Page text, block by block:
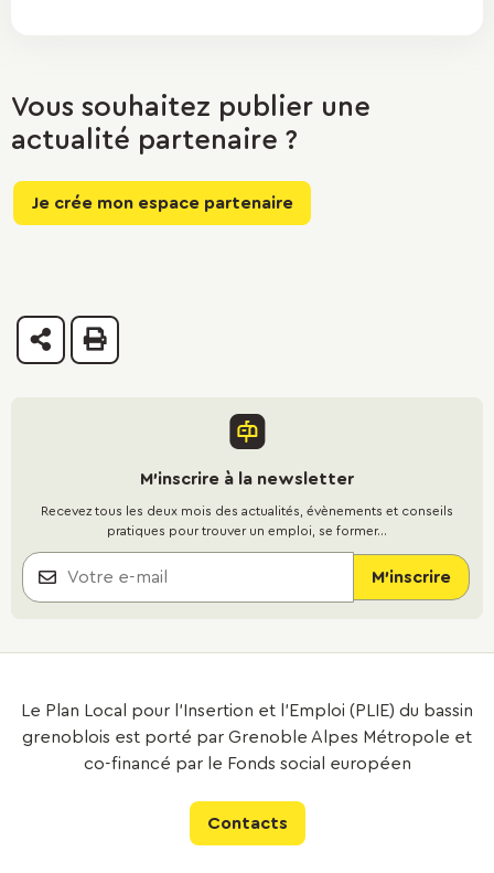
Vous souhaitez publier une
actualité partenaire ?
Je crée mon espace partenaire
PartagerImprimer
M'inscrire à la newsletter
Recevez tous les deux mois des actualités, évènements et conseils
pratiques pour trouver un emploi, se former...
Le Plan Local pour l’Insertion et l’Emploi (PLIE) du bassin
grenoblois est porté par Grenoble Alpes Métropole et
co-financé par le Fonds social européen
Contacts